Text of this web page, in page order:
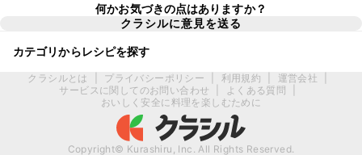
何かお気づきの点はありますか？
クラシルに意見を送る
カテゴリからレシピを探す
クラシルとは プライバシーポリシー 利用規約 運営会社
サービスに関してのお問い合わせ
よくある質問
おいしく安全に料理を楽しむために
Copyright© Kurashiru, Inc. All Rights Reserved.